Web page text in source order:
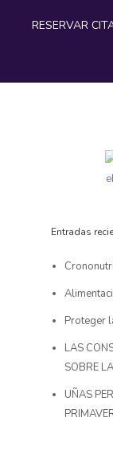
RESERVAR
Entradas
Proteger
LAS
SOBRE
UÑAS